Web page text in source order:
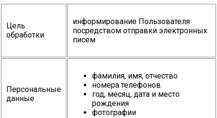
Цель
обработки
информирование Пользователя
посредством отправки электронных
писем
Персональные
данные
фамилия, имя, отчество
номера телефонов
год, месяц, дата и место
рождения
фотографии